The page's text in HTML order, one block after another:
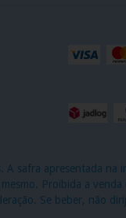
A safra apresentada na
Proibida a venda
Se beber, não